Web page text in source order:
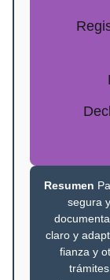
Resumen
segura
claro y
fianza y